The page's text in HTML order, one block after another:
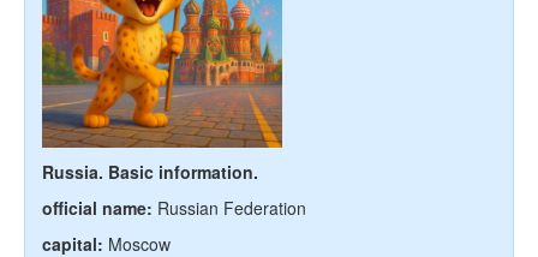
Russia. Basic information.
official name: Russian Federation
capital: Moscow